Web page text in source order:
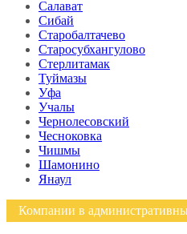
Салават
Сибай
Старобалтачево
Старосубхангулово
Стерлитамак
Туймазы
Уфа
Учалы
Чернолесовский
Чесноковка
Чишмы
Шамонино
Янаул
Компании в